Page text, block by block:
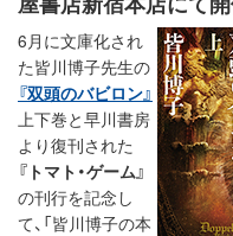
6月に文庫化され
た皆川博子先生の
『双頭のバビロン』
上下巻と早川書房
より復刊された
『トマト・ゲーム』
の刊行を記念し
て、「皆川博子の本